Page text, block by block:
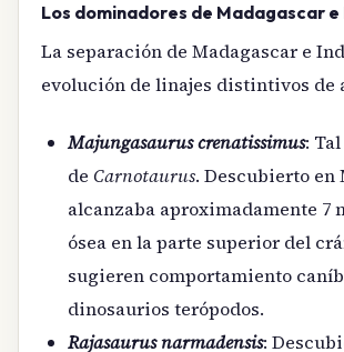
Los dominadores de Madagascar e
La separación de Madagascar e
evolución de linajes distintivos de
Majungasaurus crenatissimus:
de Carnotaurus. Descubierto
alcanzaba aproximadamente
ósea en la parte superior del
sugieren comportamiento
dinosaurios terópodos.
Rajasaurus narmadensis: